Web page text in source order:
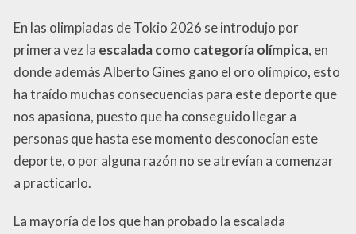
En las olimpiadas de Tokio 2026 se introdujo por
primera vez la escalada como categoría olímpica, en
donde además Alberto Gines gano el oro olímpico, esto
ha traído muchas consecuencias para este deporte que
nos apasiona, puesto que ha conseguido llegar a
personas que hasta ese momento desconocían este
deporte, o por alguna razón no se atrevían a comenzar
a practicarlo.
La mayoría de los que han probado la escalada